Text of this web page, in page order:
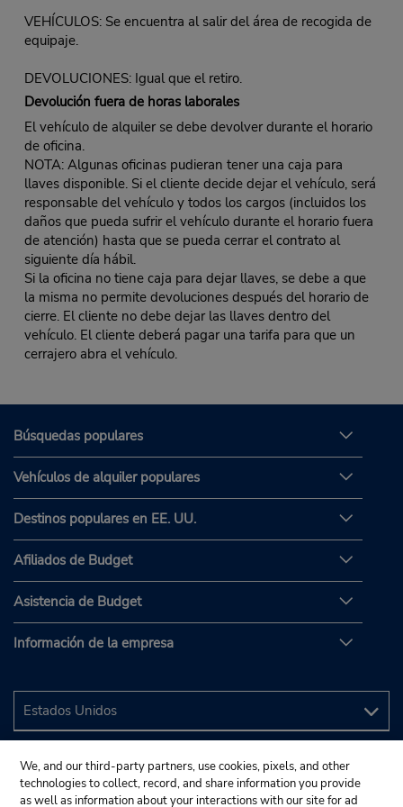
VEHÍCULOS: Se encuentra al salir del área de recogida de
equipaje.
DEVOLUCIONES: Igual que el retiro.
Devolución fuera de horas laborales
El vehículo de alquiler se debe devolver durante el horario
de oficina.
NOTA: Algunas oficinas pudieran tener una caja para
llaves disponible. Si el cliente decide dejar el vehículo, será
responsable del vehículo y todos los cargos (incluidos los
daños que pueda sufrir el vehículo durante el horario fuera
de atención) hasta que se pueda cerrar el contrato al
siguiente día hábil.
Si la oficina no tiene caja para dejar llaves, se debe a que
la misma no permite devoluciones después del horario de
cierre. El cliente no debe dejar las llaves dentro del
vehículo. El cliente deberá pagar una tarifa para que un
cerrajero abra el vehículo.
Búsquedas populares
Vehículos de alquiler populares
Destinos populares en EE. UU.
Afiliados de Budget
Asistencia de Budget
Información de la empresa
We, and our third-party partners, use cookies, pixels, and other
technologies to collect, record, and share information you provide
as well as information about your interactions with our site for ad